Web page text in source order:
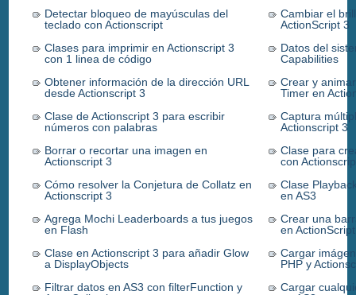
Detectar bloqueo de mayúsculas del
teclado con Actionscript
Cambiar el
ActionScript 3
Clases para imprimir en Actionscript 3
con 1 linea de código
Datos del
Capabilities
Obtener información de la dirección URL
desde Actionscript 3
Crear y
Timer en
Clase de Actionscript 3 para escribir
números con palabras
Captura
Actionscript 3
Borrar o recortar una imagen en
Actionscript 3
Clase para
con
Cómo resolver la Conjetura de Collatz en
Actionscript 3
Clase
en AS3
Agrega Mochi Leaderboards a tus juegos
en Flash
Crear una
en
Clase en Actionscript 3 para añadir Glow
a DisplayObjects
Cargar
PHP y
Filtrar datos en AS3 con filterFunction y
Cargar